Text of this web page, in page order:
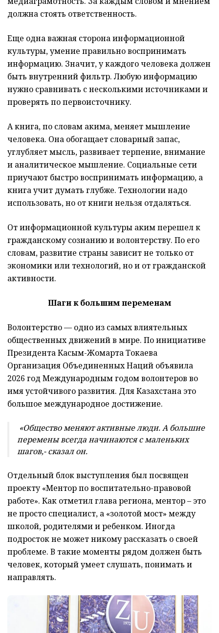
должна стоять ответственность.
Еще одна важная сторона информационной
культуры, умение правильно воспринимать
информацию. Значит, у каждого человека должен
быть внутренний фильтр. Любую информацию
нужно сравнивать с несколькими источниками и
проверять по первоисточнику.
А книга, по словам акима, меняет мышление
человека. Она обогащает словарный запас,
углубляет мысль, развивает терпение, внимание
и аналитическое мышление. Социальные сети
приучают быстро воспринимать информацию, а
книга учит думать глубже. Технологии надо
использовать, но от книги нельзя отдаляться.
От информационной культуры аким перешел к
гражданскому сознанию и волонтерству. По его
словам, развитие страны зависит не только от
экономики или технологий, но и от гражданской
активности.
Шаги к большим переменам
Волонтерство — одно из самых влиятельных
общественных движений в мире. По инициативе
Президента Касым-Жомарта Токаева
Организация Объединенных Наций объявила
2026 год Международным годом волонтеров во
имя устойчивого развития. Для Казахстана это
большое международное достижение.
«Общество меняют активные люди. А большие
перемены всегда начинаются с маленьких
шагов,- сказал он.
Отдельный блок выступления был посвящен
проекту «Ментор по воспитательно-правовой
работе». Как отметил глава региона, ментор – это
не просто специалист, а «золотой мост» между
школой, родителями и ребенком. Иногда
подросток не может никому рассказать о своей
проблеме. В такие моменты рядом должен быть
человек, который умеет слушать, понимать и
направлять.